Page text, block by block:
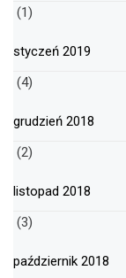
(1)
styczeń 2019
(4)
grudzień 2018
(2)
listopad 2018
(3)
październik 2018